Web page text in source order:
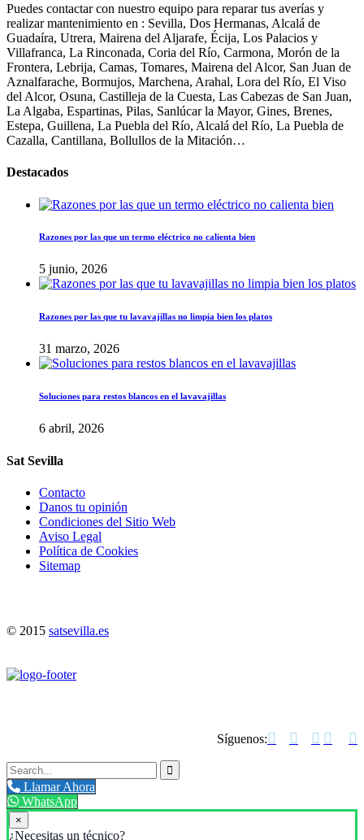
Puedes contactar con nuestro equipo para reparar tus averías y
realizar mantenimiento en : Sevilla, Dos Hermanas, Alcalá de
Guadaíra, Utrera, Mairena del Aljarafe, Écija, Los Palacios y
Villafranca, La Rinconada, Coria del Río, Carmona, Morón de la
Frontera, Lebrija, Camas, Tomares, Mairena del Alcor, San Juan de
Aznalfarache, Bormujos, Marchena, Arahal, Lora del Río, El Viso
del Alcor, Osuna, Castilleja de la Cuesta, Las Cabezas de San Juan,
La Algaba, Espartinas, Pilas, Sanlúcar la Mayor, Gines, Brenes,
Estepa, Guillena, La Puebla del Río, Alcalá del Río, La Puebla de
Cazalla, Cantillana, Bollullos de la Mitación…
Destacados
Razones por las que un termo eléctrico no calienta bien
5 junio, 2026
Razones por las que tu lavavajillas no limpia bien los platos
31 marzo, 2026
Soluciones para restos blancos en el lavavajillas
6 abril, 2026
Sat Sevilla
Contacto
Danos tu opinión
Condiciones del Sitio Web
Aviso Legal
Política de Cookies
Sitemap
© 2015 satsevilla.es
Síguenos:    

Llamar Ahora
WhatsApp
×
¿Necesitas un técnico?